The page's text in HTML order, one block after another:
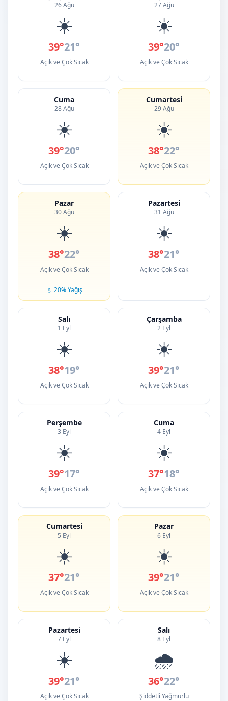
26 Ağu
☀️
39°21°
Açık ve Çok Sıcak
27 Ağu
☀️
39°20°
Açık ve Çok Sıcak
Cuma
28 Ağu
☀️
39°20°
Açık ve Çok Sıcak
Cumartesi
29 Ağu
☀️
38°22°
Açık ve Çok Sıcak
Pazar
30 Ağu
☀️
38°22°
Açık ve Çok Sıcak
💧 20% Yağış
Pazartesi
31 Ağu
☀️
38°21°
Açık ve Çok Sıcak
Salı
1 Eyl
☀️
38°19°
Açık ve Çok Sıcak
Çarşamba
2 Eyl
☀️
39°21°
Açık ve Çok Sıcak
Perşembe
3 Eyl
☀️
39°17°
Açık ve Çok Sıcak
Cuma
4 Eyl
☀️
37°18°
Açık ve Çok Sıcak
Cumartesi
5 Eyl
☀️
37°21°
Açık ve Çok Sıcak
Pazar
6 Eyl
☀️
39°21°
Açık ve Çok Sıcak
Pazartesi
7 Eyl
☀️
39°21°
Açık ve Çok Sıcak
Salı
8 Eyl
🌧️
36°22°
Şiddetli Yağmurlu